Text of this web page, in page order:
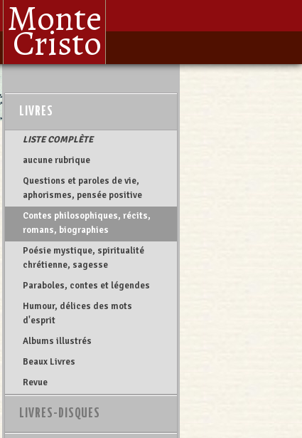
Monte
Cristo
LIVRES
LISTE COMPLÈTE
aucune rubrique
Questions et paroles de vie,
aphorismes, pensée positive
Contes philosophiques, récits,
romans, biographies
Poésie mystique, spiritualité
chrétienne, sagesse
Paraboles, contes et légendes
Humour, délices des mots
d'esprit
Albums illustrés
Beaux Livres
Revue
LIVRES-DISQUES